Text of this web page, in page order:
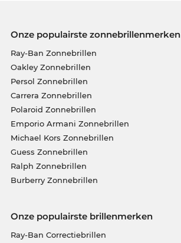
Onze populairste zonnebrillenmerken
Ray-Ban Zonnebrillen
Oakley Zonnebrillen
Persol Zonnebrillen
Carrera Zonnebrillen
Polaroid Zonnebrillen
Emporio Armani Zonnebrillen
Michael Kors Zonnebrillen
Guess Zonnebrillen
Ralph Zonnebrillen
Burberry Zonnebrillen
Onze populairste brillenmerken
Ray-Ban Correctiebrillen